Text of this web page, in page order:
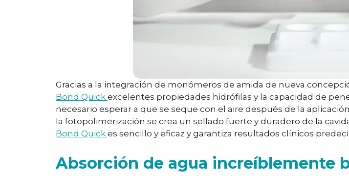
Gracias a la integración de monómeros de amida de nueva
Bond Quick excelentes propiedades hidrófilas y la capacidad de
necesario esperar a que se seque con el aire después de la
la fotopolimerización se crea un sellado fuerte y duradero de la
Bond Quick es sencillo y eficaz y garantiza resultados clínicos
Absorción de agua increíblemente